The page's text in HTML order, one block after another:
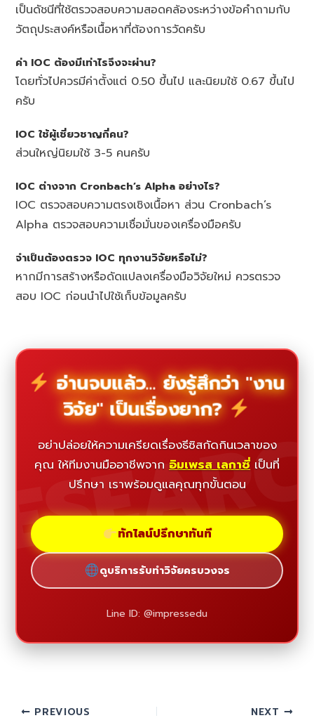
เป็นดัชนีที่ใช้ตรวจสอบความสอดคล้องระหว่างข้อคำถามกับ
วัตถุประสงค์หรือเนื้อหาที่ต้องการวัดครับ
ค่า IOC ต้องมีเท่าไรจึงจะผ่าน?
โดยทั่วไปควรมีค่าตั้งแต่ 0.50 ขึ้นไป และนิยมใช้ 0.67 ขึ้นไป
ครับ
IOC ใช้ผู้เชี่ยวชาญกี่คน?
ส่วนใหญ่นิยมใช้ 3-5 คนครับ
IOC ต่างจาก Cronbach’s Alpha อย่างไร?
IOC ตรวจสอบความตรงเชิงเนื้อหา ส่วน Cronbach’s
Alpha ตรวจสอบความเชื่อมั่นของเครื่องมือครับ
จำเป็นต้องตรวจ IOC ทุกงานวิจัยหรือไม่?
หากมีการสร้างหรือดัดแปลงเครื่องมือวิจัยใหม่ ควรตรวจ
สอบ IOC ก่อนนำไปใช้เก็บข้อมูลครับ
อ่านจบแล้ว... ยังรู้สึกว่า "งาน
วิจัย" เป็นเรื่องยาก?
อย่าปล่อยให้ความเครียดเรื่องธีซิสกัดกินเวลาของ
คุณ ให้ทีมงานมืออาชีพจาก อิมเพรส เลกาซี่ เป็นที่
ปรึกษา เราพร้อมดูแลคุณทุกขั้นตอน
ทักไลน์ปรึกษาทันที
ดูบริการรับทำวิจัยครบวงจร
Line ID: @impressedu
PREVIOUS NEXT